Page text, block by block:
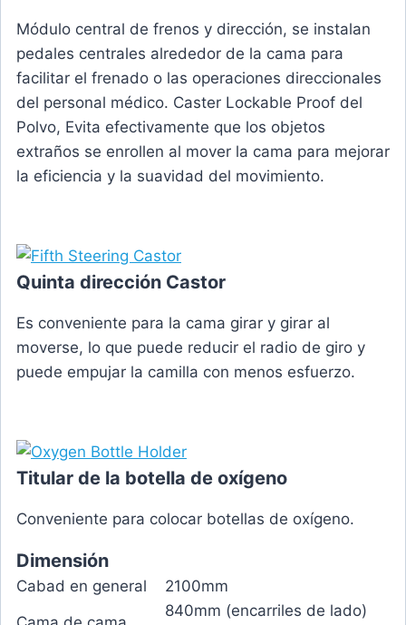
Módulo central de frenos y dirección, se instalan
pedales centrales alrededor de la cama para
facilitar el frenado o las operaciones direccionales
del personal médico. Caster Lockable Proof del
Polvo, Evita efectivamente que los objetos
extraños se enrollen al mover la cama para mejorar
la eficiencia y la suavidad del movimiento.
Quinta dirección Castor
Es conveniente para la cama girar y girar al
moverse, lo que puede reducir el radio de giro y
puede empujar la camilla con menos esfuerzo.
Titular de la botella de oxígeno
Conveniente para colocar botellas de oxígeno.
Dimensión
Cabad en general
2100mm
840mm (encarriles de lado)